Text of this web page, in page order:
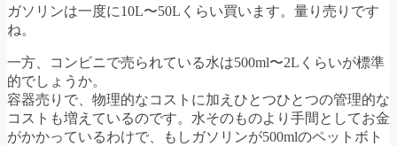
ガソリンは一度に10L〜50Lくらい買います。量り売りです
ね。
一方、コンビニで売られている水は500ml〜2Lくらいが標準
的でしょうか。
容器売りで、物理的なコストに加えひとつひとつの管理的な
コストも増えているのです。水そのものより手間としてお金
がかかっているわけで、もしガソリンが500mlのペットボト